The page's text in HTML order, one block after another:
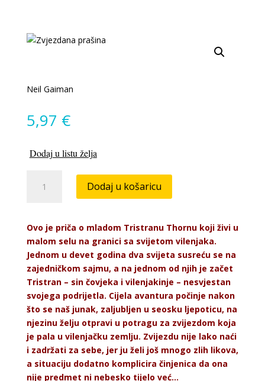
Neil Gaiman
5,97 €
Dodaj u listu želja
prašina
Dodaj u košaricu
Ovo je priča o mladom Tristranu Thornu koji živi u
malom selu na granici sa svijetom vilenjaka.
Jednom u devet godina dva svijeta susreću se na
zajedničkom sajmu, a na jednom od njih je začet
Tristran – sin čovjeka i vilenjakinje – nesvjestan
svojega podrijetla. Cijela avantura počinje nakon
što se naš junak, zaljubljen u seosku ljepoticu, na
njezinu želju otpravi u potragu za zvijezdom koja
je pala u vilenjačku zemlju. Zvijezdu nije lako naći
i zadržati za sebe, jer ju želi još mnogo zlih likova,
a situaciju dodatno komplicira činjenica da ona
nije predmet ni nebesko tijelo već...